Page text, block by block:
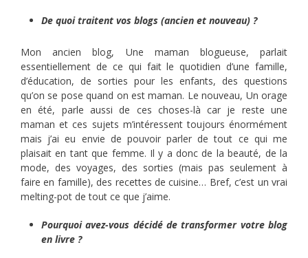
De quoi traitent vos blogs (ancien et nouveau) ?
Mon ancien blog, Une maman blogueuse, parlait
essentiellement de ce qui fait le quotidien d’une famille,
d’éducation, de sorties pour les enfants, des questions
qu’on se pose quand on est maman. Le nouveau, Un orage
en été, parle aussi de ces choses-là car je reste une
maman et ces sujets m’intéressent toujours énormément
mais j’ai eu envie de pouvoir parler de tout ce qui me
plaisait en tant que femme. Il y a donc de la beauté, de la
mode, des voyages, des sorties (mais pas seulement à
faire en famille), des recettes de cuisine… Bref, c’est un vrai
melting-pot de tout ce que j’aime.
Pourquoi avez-vous décidé de transformer votre blog
en livre ?